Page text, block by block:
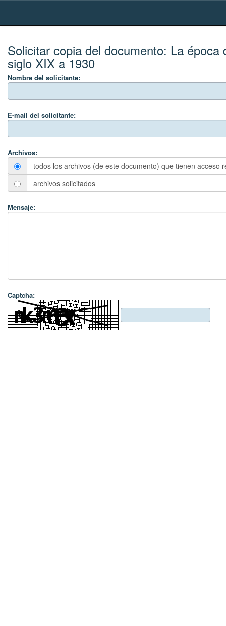
Skip
Solicitar copia del documento: La época
siglo XIX a 1930
Nombre del solicitante:
E-mail del solicitante:
Archivos:
todos los archivos (de este documento) que tienen acceso
archivos solicitados
Mensaje:
Captcha: